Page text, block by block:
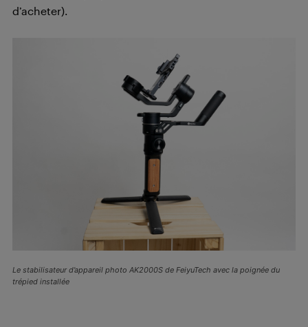
d’acheter).
Le stabilisateur d’appareil photo AK2000S de FeiyuTech avec la poignée du
trépied installée